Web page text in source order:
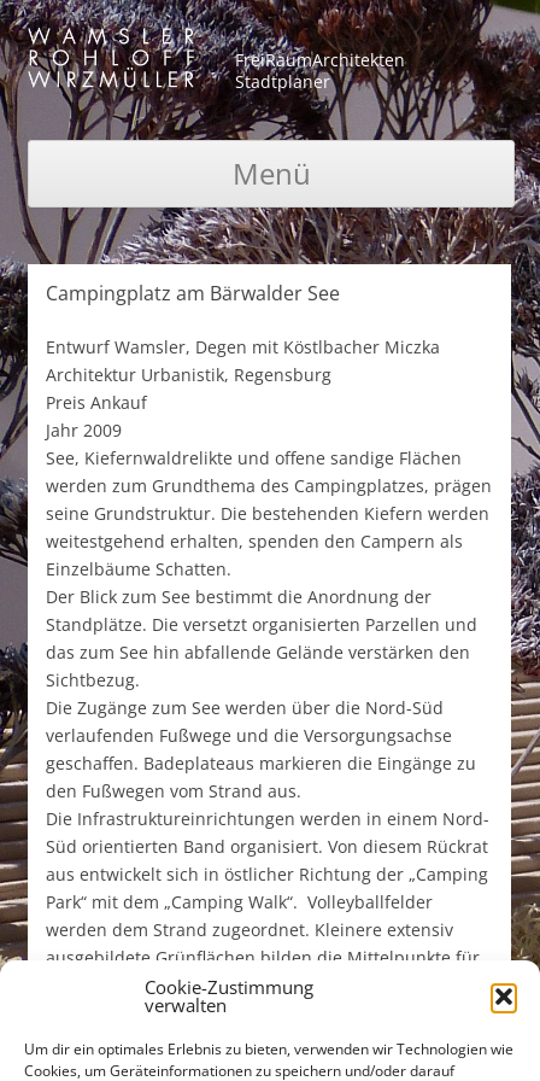
Cookie-Zustimmung
verwalten
Um dir ein optimales Erlebnis zu bieten, verwenden wir Technologien wie
Cookies, um Geräteinformationen zu speichern und/oder darauf
FreiRaumArchitekten
Stadtplaner
Menü
Zum Inhalt springen
Campingplatz am Bärwalder See
Entwurf Wamsler, Degen mit Köstlbacher Miczka
Architektur Urbanistik, Regensburg
Preis Ankauf
Jahr 2009
See, Kiefernwaldrelikte und offene sandige Flächen
werden zum Grundthema des Campingplatzes, prägen
seine Grundstruktur. Die bestehenden Kiefern werden
weitestgehend erhalten, spenden den Campern als
Einzelbäume Schatten.
Der Blick zum See bestimmt die Anordnung der
Standplätze. Die versetzt organisierten Parzellen und
das zum See hin abfallende Gelände verstärken den
Sichtbezug.
Die Zugänge zum See werden über die Nord-Süd
verlaufenden Fußwege und die Versorgungsachse
geschaffen. Badeplateaus markieren die Eingänge zu
den Fußwegen vom Strand aus.
Die Infrastruktureinrichtungen werden in einem Nord-
Süd orientierten Band organisiert. Von diesem Rückrat
aus entwickelt sich in östlicher Richtung der „Camping
Park“ mit dem „Camping Walk“. Volleyballfelder
werden dem Strand zugeordnet. Kleinere extensiv
ausgebildete Grünflächen bilden die Mittelpunkte für
die angehängten Campingplatzgruppen.